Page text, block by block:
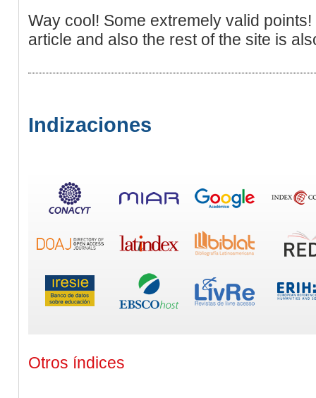
Way cool! Some extremely valid
article and also the rest of the site is
Indizaciones
Otros índices